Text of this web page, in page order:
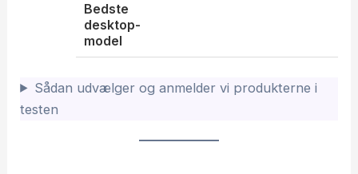
Bedste
desktop-
model
Sådan udvælger og anmelder vi produkterne i
testen